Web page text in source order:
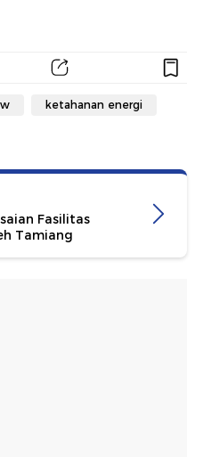
ketahanan energi
Fasilitas
Tamiang